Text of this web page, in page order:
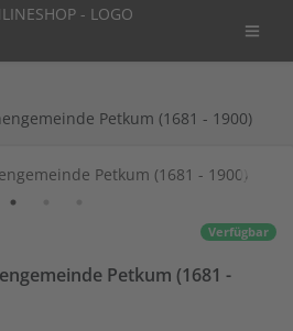
Petkum (1681 - 1900)
Verfügbar
Petkum (1681 -